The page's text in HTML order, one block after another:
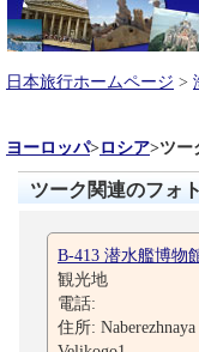
日本旅行ホームページ >
ヨーロッパ>ロシア>ツー
ツーク関連のフォ
B-413 潜水艦博物
観光地
電話:
住所: Naberezhnaya